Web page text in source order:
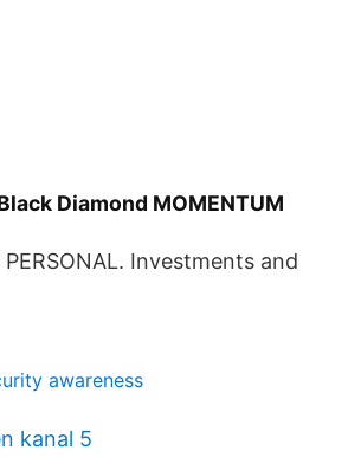
Diamond MOMENTUM
PERSONAL. Investments and
awareness
kanal 5